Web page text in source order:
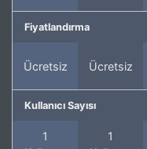
Fiyatlandırma
Ücretsiz Ücretsiz
Kullanıcı Sayısı
1
1